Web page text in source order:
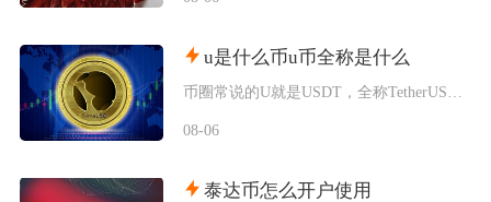
u是什么币u币全称是什么
08-06
泰达币怎么开户使用